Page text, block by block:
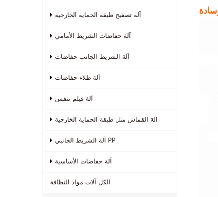
آلة تصفيح طبقة الحماية الخارجية
آلة حفاضات الشريط الأمامي
آلة الشريط الجانب حفاضات
آلة طلاء حفاضات
آلة فيلم تنفس
آلة القماش مثل طبقة الحماية الخارجية
آلة الشريط الجانبي PP
آلة حفاضات الأساسية
الكل آلات مواد النظافة